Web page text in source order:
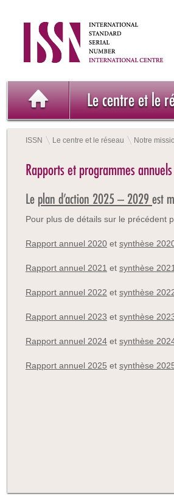
Le centre et le
ISSN Le centre et le réseau Notre
Rapports et programmes annuels
Le plan d’action 2025 – 2029 est
Pour plus de détails sur le précédent
Rapport annuel 2020 et synthèse
Rapport annuel 2021 et synthèse 2021
Rapport annuel 2022 et synthèse
Rapport annuel 2023 et synthèse
Rapport annuel 2024 et synthèse
Rapport annuel 2025 et synthèse